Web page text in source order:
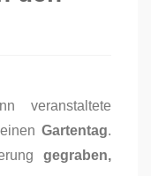
veranstaltete
Gartentag.
gegraben,